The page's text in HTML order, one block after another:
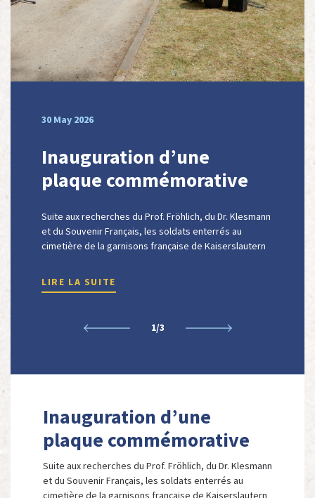
30 May 2026
Inauguration d’une
plaque commémorative
garnison française de
Kaiserslautern
Suite aux recherches du Prof. Fröhlich, du Dr. Klesmann
et du Souvenir Français, les soldats enterrés au
cimetière de la garnisons française de Kaiserslautern
correspondante.
LIRE LA SUITE
Précédent
1/3 Suivant
Inauguration d’une
plaque commémorative
au cimetière de la
garnison française de
Suite aux recherches du Prof. Fröhlich, du Dr. Klesmann
et du Souvenir Français, les soldats enterrés au
cimetière de la garnisons française de Kaiserslautern